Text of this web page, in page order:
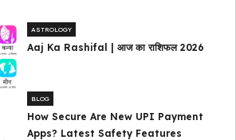
ASTROLOGY
Aaj Ka Rashifal | आज का राशिफल 2026
BLOG
How Secure Are New UPI Payment
Apps? Latest Safety Features